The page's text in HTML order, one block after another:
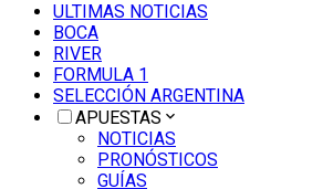
ULTIMAS NOTICIAS
BOCA
RIVER
FORMULA 1
SELECCIÓN ARGENTINA
APUESTAS
NOTICIAS
PRONÓSTICOS
GUÍAS